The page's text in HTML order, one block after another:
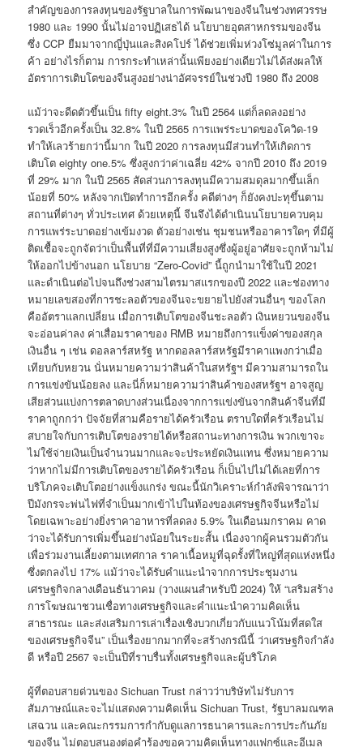
สำคัญของการลงทุนของรัฐบาลในการพัฒนาของจีนในช่วงทศวรรษ
1980 และ 1990 นั้นไม่อาจปฏิเสธได้ นโยบายอุตสาหกรรมของจีน
ซึ่ง CCP ยืมมาจากญี่ปุ่นและสิงคโปร์ ได้ช่วยเพิ่มห่วงโซ่มูลค่าในการ
ค้า อย่างไรก็ตาม การกระทำเหล่านั้นเพียงอย่างเดียวไม่ได้ส่งผลให้
อัตราการเติบโตของจีนสูงอย่างน่าอัศจรรย์ในช่วงปี 1980 ถึง 2008
แม้ว่าจะดีดตัวขึ้นเป็น fifty eight.3% ในปี 2564 แต่ก็ลดลงอย่าง
รวดเร็วอีกครั้งเป็น 32.8% ในปี 2565 การแพร่ระบาดของโควิด-19
ทำให้เลวร้ายกว่านี้มาก ในปี 2020 การลงทุนมีส่วนทำให้เกิดการ
เติบโต eighty one.5% ซึ่งสูงกว่าค่าเฉลี่ย 42% จากปี 2010 ถึง 2019
ที่ 29% มาก ในปี 2565 สัดส่วนการลงทุนมีความสมดุลมากขึ้นเล็ก
น้อยที่ 50% หลังจากเปิดทำการอีกครั้ง คดีต่างๆ ก็ยังคงปะทุขึ้นตาม
สถานที่ต่างๆ ทั่วประเทศ ด้วยเหตุนี้ จีนจึงได้ดำเนินนโยบายควบคุม
การแพร่ระบาดอย่างเข้มงวด ตัวอย่างเช่น ชุมชนหรืออาคารใดๆ ที่มีผู้
ติดเชื้อจะถูกจัดว่าเป็นพื้นที่ที่มีความเสี่ยงสูงซึ่งผู้อยู่อาศัยจะถูกห้ามไม่
ให้ออกไปข้างนอก นโยบาย “Zero-Covid” นี้ถูกนำมาใช้ในปี 2021
และดำเนินต่อไปจนถึงช่วงสามไตรมาสแรกของปี 2022 และช่องทาง
หมายเลขสองที่การชะลอตัวของจีนจะขยายไปยังส่วนอื่นๆ ของโลก
คืออัตราแลกเปลี่ยน เมื่อการเติบโตของจีนชะลอตัว เงินหยวนของจีน
จะอ่อนค่าลง ค่าเสื่อมราคาของ RMB หมายถึงการแข็งค่าของสกุล
เงินอื่น ๆ เช่น ดอลลาร์สหรัฐ หากดอลลาร์สหรัฐมีราคาแพงกว่าเมื่อ
เทียบกับหยวน นั่นหมายความว่าสินค้าในสหรัฐฯ มีความสามารถใน
การแข่งขันน้อยลง และนี่ก็หมายความว่าสินค้าของสหรัฐฯ อาจสูญ
เสียส่วนแบ่งการตลาดบางส่วนเนื่องจากการแข่งขันจากสินค้าจีนที่มี
ราคาถูกกว่า ปัจจัยที่สามคือรายได้ครัวเรือน ตราบใดที่ครัวเรือนไม่
สบายใจกับการเติบโตของรายได้หรือสถานะทางการเงิน พวกเขาจะ
ไม่ใช้จ่ายเงินเป็นจำนวนมากและจะประหยัดเงินแทน ซึ่งหมายความ
ว่าหากไม่มีการเติบโตของรายได้ครัวเรือน ก็เป็นไปไม่ได้เลยที่การ
บริโภคจะเติบโตอย่างแข็งแกร่ง ขณะนี้นักวิเคราะห์กำลังพิจารณาว่า
ปีมังกรจะพ่นไฟที่จำเป็นมากเข้าไปในท้องของเศรษฐกิจจีนหรือไม่
โดยเฉพาะอย่างยิ่งราคาอาหารที่ลดลง 5.9% ในเดือนมกราคม คาด
ว่าจะได้รับการเพิ่มขึ้นอย่างน้อยในระยะสั้น เนื่องจากผู้คนรวมตัวกัน
เพื่อร่วมงานเลี้ยงตามเทศกาล ราคาเนื้อหมูที่ฉุดรั้งที่ใหญ่ที่สุดแห่งหนึ่ง
ซึ่งตกลงไป 17% แม้ว่าจะได้รับคำแนะนำจากการประชุมงาน
เศรษฐกิจกลางเดือนธันวาคม (วางแผนสำหรับปี 2024) ให้ “เสริมสร้าง
การโฆษณาชวนเชื่อทางเศรษฐกิจและคำแนะนำความคิดเห็น
สาธารณะ และส่งเสริมการเล่าเรื่องเชิงบวกเกี่ยวกับแนวโน้มที่สดใส
ของเศรษฐกิจจีน” เป็นเรื่องยากมากที่จะสร้างกรณีนี้ ว่าเศรษฐกิจกำลัง
ดี หรือปี 2567 จะเป็นปีที่ราบรื่นทั้งเศรษฐกิจและผู้บริโภค
ผู้ที่ตอบสายด่วนของ Sichuan Trust กล่าวว่าบริษัทไม่รับการ
สัมภาษณ์และจะไม่แสดงความคิดเห็น Sichuan Trust, รัฐบาลมณฑล
เสฉวน และคณะกรรมการกำกับดูแลการธนาคารและการประกันภัย
ของจีน ไม่ตอบสนองต่อคำร้องขอความคิดเห็นทางแฟกซ์และอีเมล